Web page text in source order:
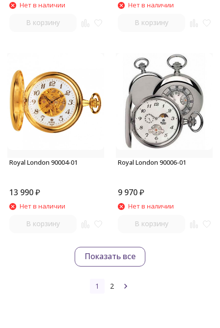
Нет в наличии
В корзину
Нет в наличии
В корзину
Royal London 90004-01
13 990₽
Нет в наличии
В корзину
Royal London 90006-01
9 970₽
Нет в наличии
В корзину
Показать все
1 2